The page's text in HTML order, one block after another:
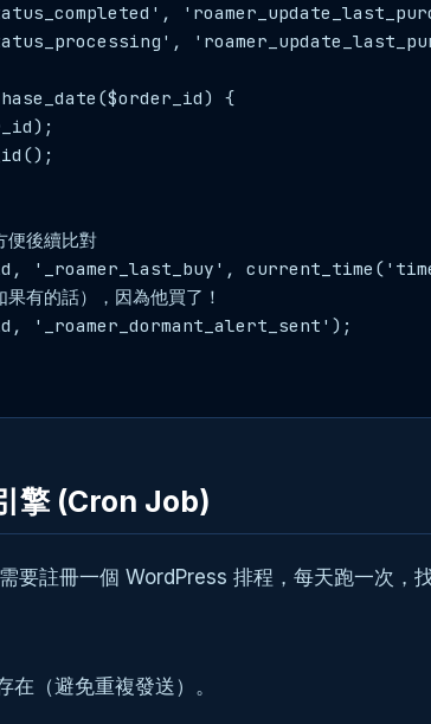
{
後續比對
'_roamer_last_buy',
有的話），因為他買了！
'_roamer_dormant_alert_sent');
擎 (Cron Job)
要註冊一個 WordPress 排程，每天跑一次，
在（避免重複發送）。